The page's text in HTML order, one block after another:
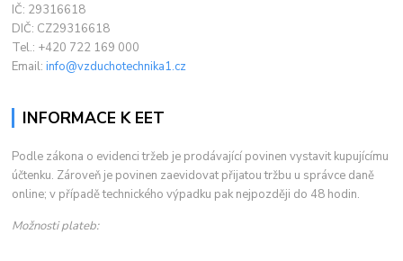
IČ: 29316618
DIČ: CZ29316618
Tel.: +420 722 169 000
Email:info@vzduchotechnika1.cz
INFORMACE K EET
Podle zákona o evidenci tržeb je prodávající povinen vystavit kupujícímu
účtenku. Zároveň je povinen zaevidovat přijatou tržbu u správce daně
online; v případě technického výpadku pak nejpozději do 48 hodin.
Možnosti plateb: